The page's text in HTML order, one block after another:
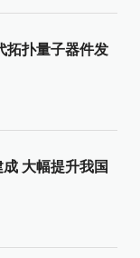
拓扑量子器件发
大幅提升我国